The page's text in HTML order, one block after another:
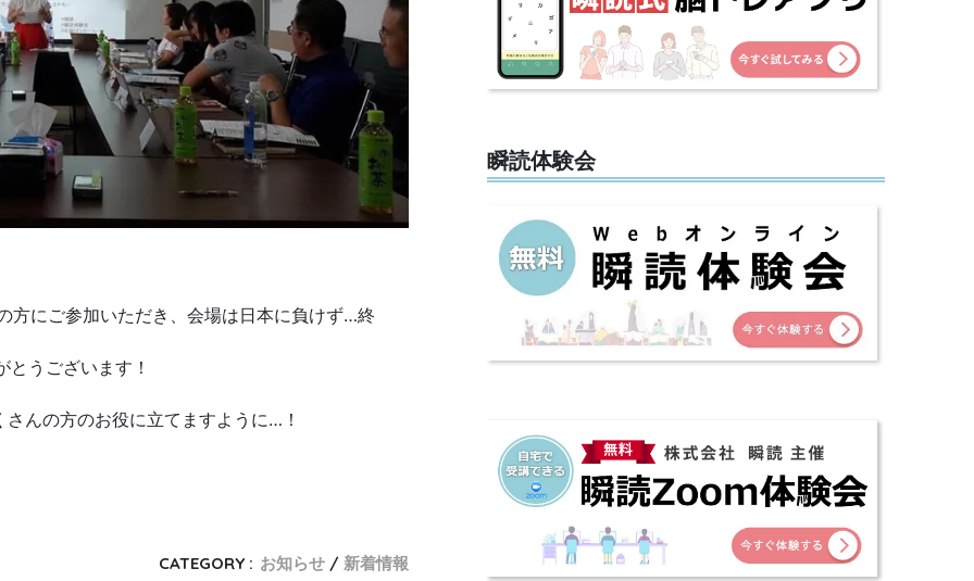
にご参加いただき、会場は日本に負けず…終
うございます！
んの方のお役に立てますように…！
CATEGORY : お知らせ 新着情報
瞬読体験会